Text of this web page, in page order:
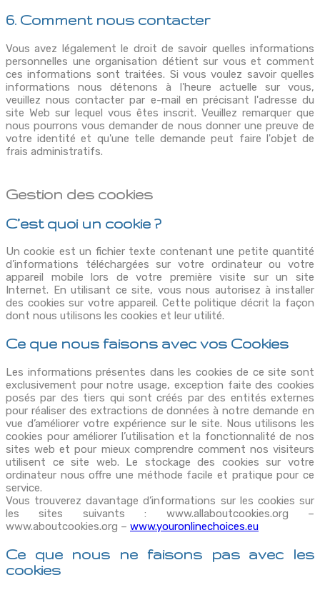
6. Comment nous contacter
Vous avez légalement le droit de savoir quelles informations
personnelles une organisation détient sur vous et comment
ces informations sont traitées. Si vous voulez savoir quelles
informations nous détenons à l'heure actuelle sur vous,
veuillez nous contacter par e-mail en précisant l'adresse du
site Web sur lequel vous êtes inscrit. Veuillez remarquer que
nous pourrons vous demander de nous donner une preuve de
votre identité et qu'une telle demande peut faire l'objet de
frais administratifs.
Gestion des cookies
C’est quoi un cookie ?
Un cookie est un fichier texte contenant une petite quantité
d’informations téléchargées sur votre ordinateur ou votre
appareil mobile lors de votre première visite sur un site
Internet. En utilisant ce site, vous nous autorisez à installer
des cookies sur votre appareil. Cette politique décrit la façon
dont nous utilisons les cookies et leur utilité.
Ce que nous faisons avec vos Cookies
Les informations présentes dans les cookies de ce site sont
exclusivement pour notre usage, exception faite des cookies
posés par des tiers qui sont créés par des entités externes
pour réaliser des extractions de données à notre demande en
vue d’améliorer votre expérience sur le site. Nous utilisons les
cookies pour améliorer l’utilisation et la fonctionnalité de nos
sites web et pour mieux comprendre comment nos visiteurs
utilisent ce site web. Le stockage des cookies sur votre
ordinateur nous offre une méthode facile et pratique pour ce
service.
Vous trouverez davantage d’informations sur les cookies sur
les sites suivants : www.allaboutcookies.org –
www.aboutcookies.org – www.youronlinechoices.eu
Ce que nous ne faisons pas avec les
cookies